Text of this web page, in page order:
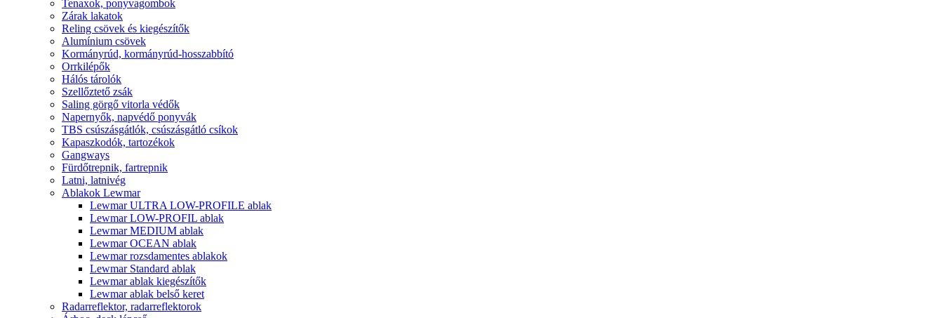
Tenaxok, ponyvagombok
Zárak lakatok
Reling csövek és kiegészítők
Alumínium csövek
Kormányrúd, kormányrúd-hosszabbító
Orrkilépők
Hálós tárolók
Szellőztető zsák
Saling görgő vitorla védők
Napernyők, napvédő ponyvák
TBS csúszásgátlók, csúszásgátló csíkok
Kapaszkodók, tartozékok
Gangways
Fürdőtrepnik, fartrepnik
Latni, latnivég
Ablakok Lewmar
Lewmar ULTRA LOW-PROFILE ablak
Lewmar LOW-PROFIL ablak
Lewmar MEDIUM ablak
Lewmar OCEAN ablak
Lewmar rozsdamentes ablakok
Lewmar Standard ablak
Lewmar ablak kiegészítők
Lewmar ablak belső keret
Radarreflektor, radarreflektorok